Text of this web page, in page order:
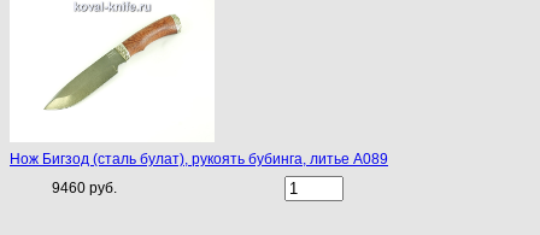
Нож Бигзод (сталь булат), рукоять бубинга, литье A089
9460 руб.